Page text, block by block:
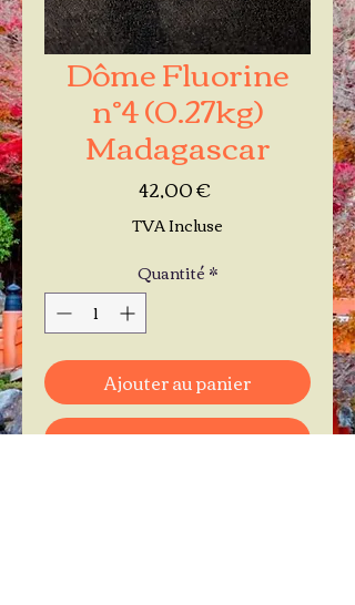
Dôme Fluorine
n°4 (0.27kg)
Madagascar
42,00 €Prix
TVA Incluse
Quantité*
Ajouter au panier
Commander et payer